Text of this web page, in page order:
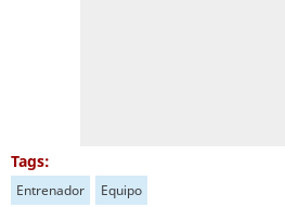
Tags:
Entrenador Equipo